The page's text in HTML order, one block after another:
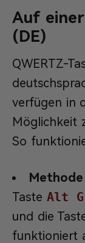
Auf
(DE)
QWERTZ-
verfügen in
Möglichkeit
So
Methode
Taste Alt
und die
funktioniert